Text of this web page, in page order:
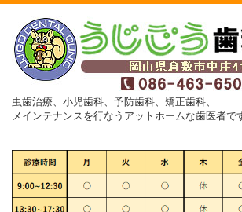
虫歯治療、小児歯科、予防歯科、矯正歯科、
メインテナンスを行なうアットホームな歯医者で